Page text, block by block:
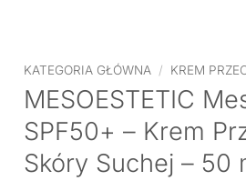
KATEGORIA GŁÓWNA / KREM
MESOESTETIC
SPF50+ – Krem
Skóry Suchej – 50